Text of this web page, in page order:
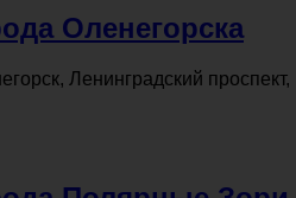
Оленегорска
Ленинградский проспект,